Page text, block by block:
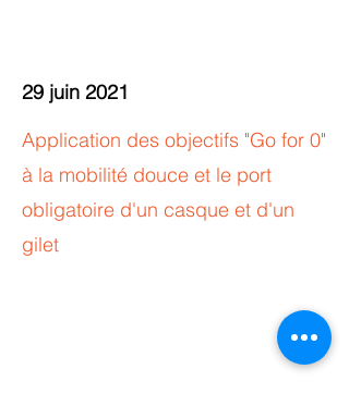
29 juin 2021
Application des objectifs "Go for 0"
à la mobilité douce et le port
obligatoire d'un casque et d'un
gilet